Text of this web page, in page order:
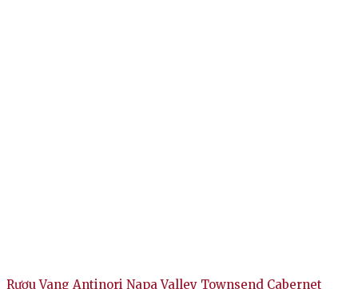
Rượu Vang Antinori Napa Valley Townsend Cabernet